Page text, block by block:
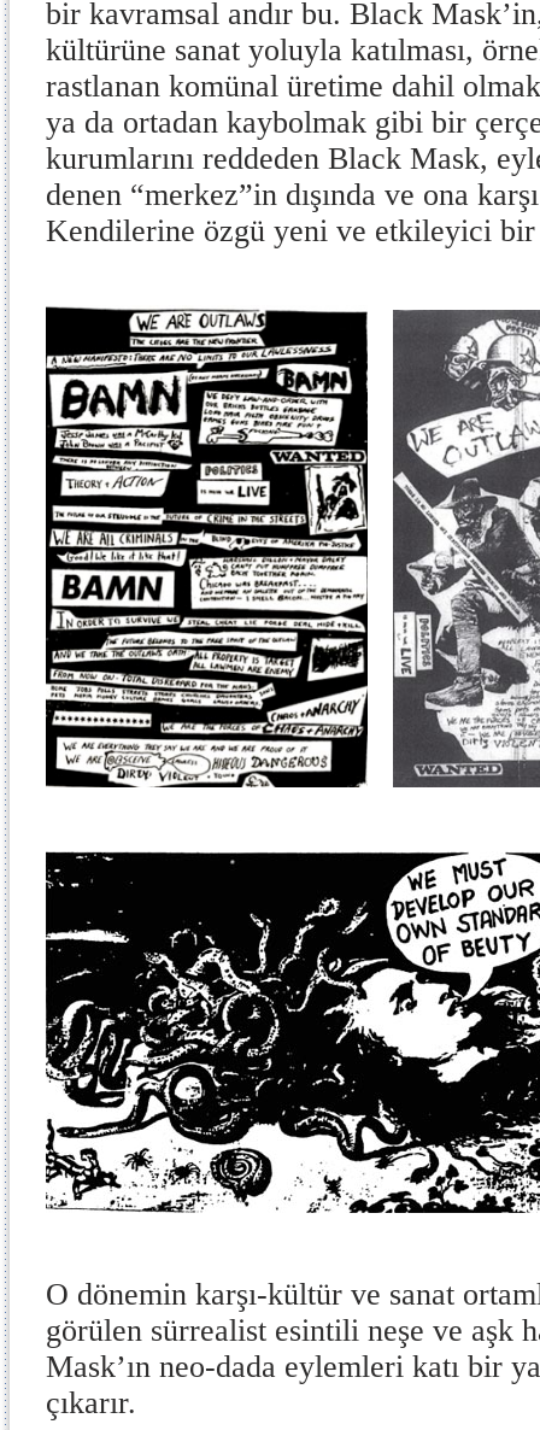
bir kavramsal andır bu. Black
kültürüne sanat yoluyla katılması,
rastlanan komünal üretime dahil
ya da ortadan kaybolmak gibi bir
kurumlarını reddeden Black Mask,
denen “merkez”in dışında ve ona
Kendilerine özgü yeni ve etkileyici bir
O dönemin karşı-kültür ve sanat
görülen sürrealist esintili neşe ve aşk
Mask’ın neo-dada eylemleri katı bir
çıkarır.